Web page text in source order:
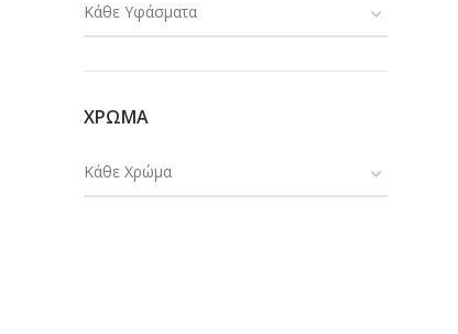
Κάθε Υφάσματα
ΧΡΩΜΑ
Κάθε Χρώμα